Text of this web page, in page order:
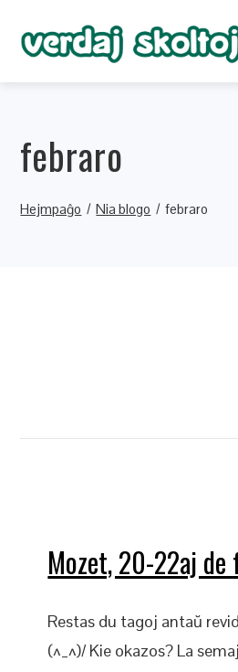
febraro
Hejmpaĝo Nia blogo febraro
Mozet, 20-22aj de
Restas du tagoj antaŭ
(^_^)/ Kie okazos? La